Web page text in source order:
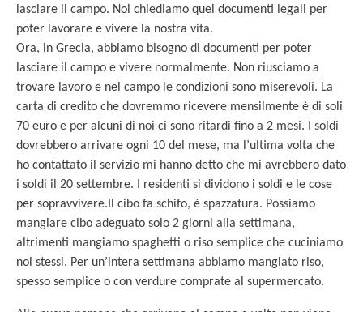
lasciare il campo. Noi chiediamo quei documenti legali per
poter lavorare e vivere la nostra vita.
Ora, in Grecia, abbiamo bisogno di documenti per poter
lasciare il campo e vivere normalmente. Non riusciamo a
trovare lavoro e nel campo le condizioni sono miserevoli. La
carta di credito che dovremmo ricevere mensilmente è di soli
70 euro e per alcuni di noi ci sono ritardi fino a 2 mesi. I soldi
dovrebbero arrivare ogni 10 del mese, ma l’ultima volta che
ho contattato il servizio mi hanno detto che mi avrebbero dato
i soldi il 20 settembre. I residenti si dividono i soldi e le cose
per sopravvivere.Il cibo fa schifo, è spazzatura. Possiamo
mangiare cibo adeguato solo 2 giorni alla settimana,
altrimenti mangiamo spaghetti o riso semplice che cuciniamo
noi stessi. Per un’intera settimana abbiamo mangiato riso,
spesso semplice o con verdure comprate al supermercato.